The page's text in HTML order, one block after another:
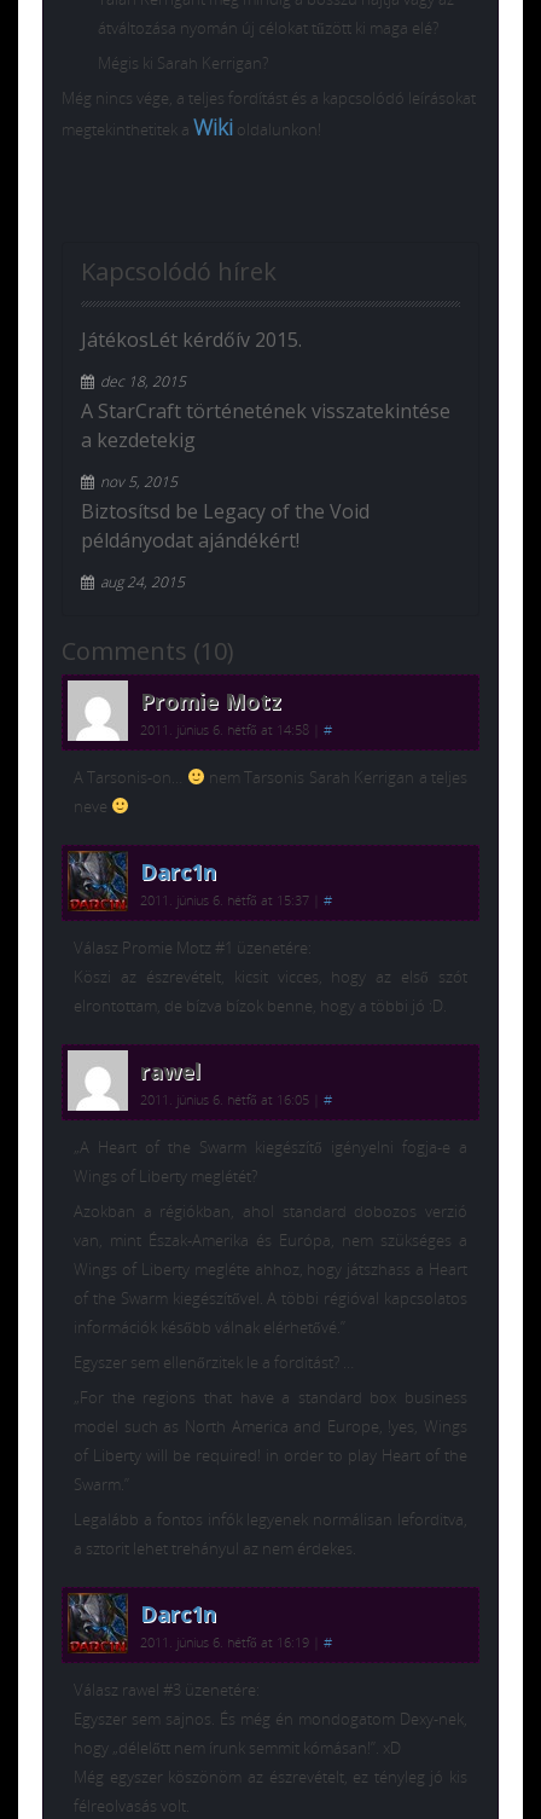
átváltozása nyomán új célokat tűzött ki maga elé?
Mégis ki Sarah Kerrigan?
Még nincs vége, a teljes fordítást és a kapcsolódó leírásokat
megtekinthetitek a Wiki oldalunkon!
Kapcsolódó hírek
JátékosLét kérdőív 2015.
dec 18, 2015
A StarCraft történetének visszatekintése
a kezdetekig
nov 5, 2015
Biztosítsd be Legacy of the Void
példányodat ajándékért!
aug 24, 2015
Comments (10)
Promie Motz
2011. június 6. hétfő at 14:58 #
A Tarsonis-on…
nem Tarsonis Sarah Kerrigan a teljes
neve
Darc1n
2011. június 6. hétfő at 15:37 #
Válasz Promie Motz #1 üzenetére:
Köszi az észrevételt, kicsit vicces, hogy az első szót
elrontottam, de bízva bízok benne, hogy a többi jó :D.
rawel
2011. június 6. hétfő at 16:05 #
„A Heart of the Swarm kiegészítő igényelni fogja-e a
Wings of Liberty meglétét?
Azokban a régiókban, ahol standard dobozos verzió
van, mint Észak-Amerika és Európa, nem szükséges a
Wings of Liberty megléte ahhoz, hogy játszhass a Heart
of the Swarm kiegészítővel. A többi régióval kapcsolatos
információk később válnak elérhetővé.”
Egyszer sem ellenőrzitek le a forditást? …
„For the regions that have a standard box business
model such as North America and Europe, !yes, Wings
of Liberty will be required! in order to play Heart of the
Swarm.”
Legalább a fontos infók legyenek normálisan leforditva,
a sztorit lehet trehányul az nem érdekes.
Darc1n
2011. június 6. hétfő at 16:19 #
Válasz rawel #3 üzenetére:
Egyszer sem sajnos. És még én mondogatom Dexy-nek,
hogy „délelőtt nem írunk semmit kómásan!”. xD
Még egyszer köszönöm az észrevételt, ez tényleg jó kis
félreolvasás volt.